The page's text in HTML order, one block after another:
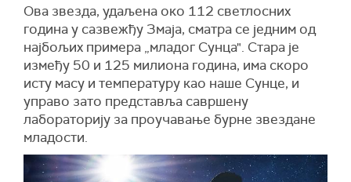
Ова звезда, удаљена око 112 светлосних
година у сазвежђу Змаја, сматра се једним од
најбољих примера „младог Сунца". Стара је
између 50 и 125 милиона година, има скоро
исту масу и температуру као наше Сунце, и
управо зато представља савршену
лабораторију за проучавање бурне звездане
младости.